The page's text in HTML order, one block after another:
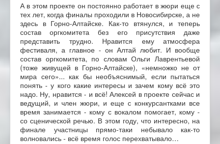
А в этом проекте он постоянно работает в жюри еще с
тех лет, когда финалы проходили в Новосибирске, а не
здесь в Горно-Алтайске. Как-то втянулся, и теперь
состав оргкомитета без его присутствия даже
представить трудно. Нравится ему атмосфера
фестиваля, а главное - он Алтай любит. И вообще
состав оргкомитета, по словам Ольги Лаврентьевой
(тоже живущей в Горно-Алтайске), «немножко не от
мира сего»... как бы необъяснимый, если пытаться
понять - у кого какие интересы и зачем кому всё это
надо. Ну, нравится - и всё! Алексей в проекте сейчас и
ведущий, и член жюри, и еще с конкурсантками все
время занимается - кому с вокалом помогает, кому -
со сценической речью. В этом году, что интересно, на
финале участницы прямо-таки небывало как-то
волновались - всё время голос перехватывало…